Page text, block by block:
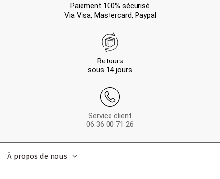
Paiement 100% sécurisé
Via Visa, Mastercard, Paypal
Retours
sous 14 jours
Service client
06 36 00 71 26
À propos de nous